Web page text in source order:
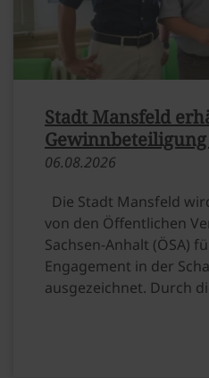
06.​08.​2026
Stadt Mansfeld
Gewinnbeteiligung
Die Stadt Mansfeld
von den Öffentlichen
Sachsen-Anhalt (ÖSA)
Engagement in der
ausgezeichnet. Durch